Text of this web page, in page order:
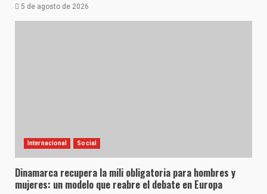
5 de agosto de 2026
Internacional Social
Dinamarca recupera la mili obligatoria para hombres y
mujeres: un modelo que reabre el debate en Europa